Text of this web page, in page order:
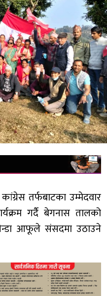
तर्फबाटका उम्मेदवार
गर्दै बेगनास तालको
आफूले संसदमा उठाउने